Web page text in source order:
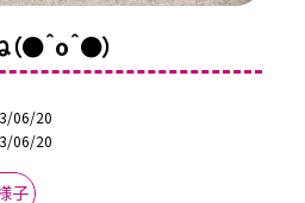
●＾o＾●）
06/20
06/20
子